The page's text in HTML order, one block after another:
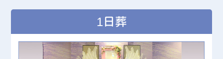
1日葬